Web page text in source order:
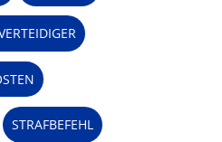
STRAFBEFEHL